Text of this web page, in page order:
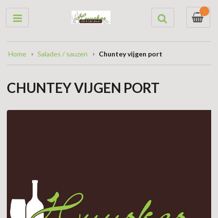
0
Home Salades / sauzen Chuntey vijgen port
CHUNTEY VIJGEN PORT